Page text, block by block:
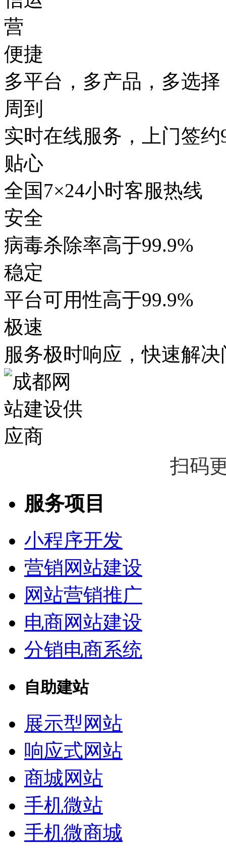
便捷
多平台，多产品，多选择
周到
实时在线服务，上门签约
贴心
全国7×24小时客服热线
安全
病毒杀除率高于99.9%
稳定
平台可用性高于99.9%
极速
服务极时响应，快速解决
扫码
服务项目
小程序开发
营销网站建设
网站营销推广
电商网站建设
分销电商系统
自助建站
展示型网站
响应式网站
商城网站
手机微站
手机微商城